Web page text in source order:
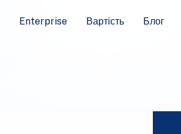
Enterprise Вартість Блог